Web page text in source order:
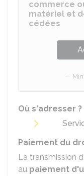
commerce
matériel et
cédées
Où s'adresser ?
Paiement du
La transmission
au paiement